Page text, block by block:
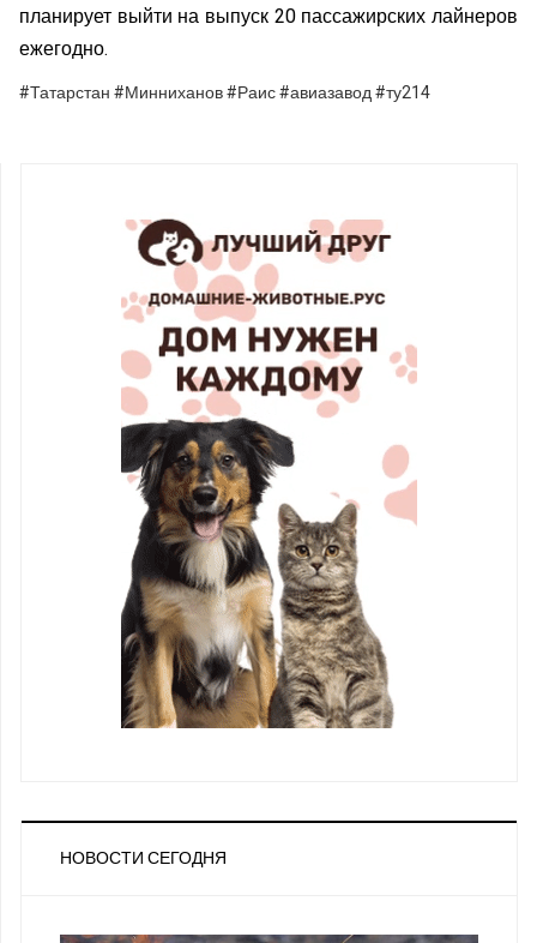
планирует выйти на выпуск 20 пассажирских лайнеров
ежегодно.
#Татарстан #Минниханов #Раис #авиазавод #ту214
НОВОСТИ СЕГОДНЯ